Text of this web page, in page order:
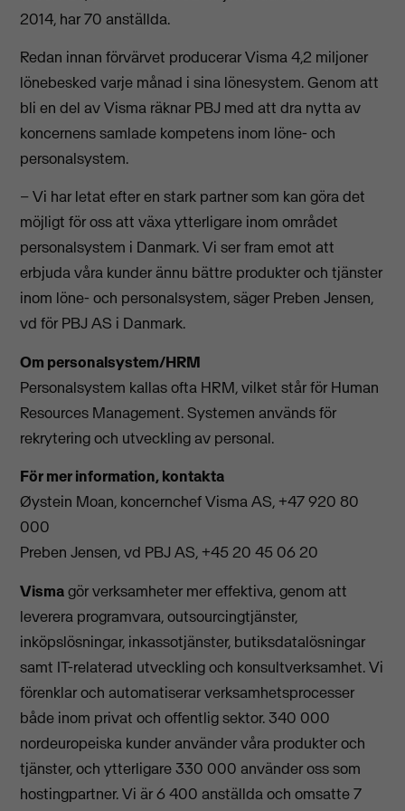
2014, har 70 anställda.
Redan innan förvärvet producerar Visma 4,2 miljoner
lönebesked varje månad i sina lönesystem. Genom att
bli en del av Visma räknar PBJ med att dra nytta av
koncernens samlade kompetens inom löne- och
personalsystem.
– Vi har letat efter en stark partner som kan göra det
möjligt för oss att växa ytterligare inom området
personalsystem i Danmark. Vi ser fram emot att
erbjuda våra kunder ännu bättre produkter och tjänster
inom löne- och personalsystem, säger Preben Jensen,
vd för PBJ AS i Danmark.
Om personalsystem/HRM
Personalsystem kallas ofta HRM, vilket står för Human
Resources Management. Systemen används för
rekrytering och utveckling av personal.
För mer information, kontakta
Øystein Moan, koncernchef Visma AS, +47 920 80
000
Preben Jensen, vd PBJ AS, +45 20 45 06 20
Vismagör verksamheter mer effektiva, genom att
leverera programvara, outsourcingtjänster,
inköpslösningar, inkassotjänster, butiksdatalösningar
samt IT-relaterad utveckling och konsultverksamhet. Vi
förenklar och automatiserar verksamhetsprocesser
både inom privat och offentlig sektor. 340 000
nordeuropeiska kunder använder våra produkter och
tjänster, och ytterligare 330 000 använder oss som
hostingpartner. Vi är 6 400 anställda och omsatte 7